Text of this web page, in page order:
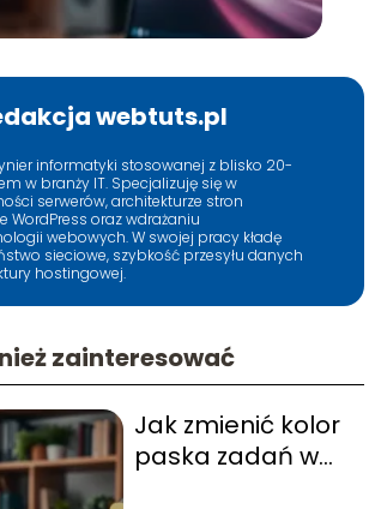
webtuts.pl
informatyki stosowanej z blisko 20-
w branży IT. Specjalizuję się w
serwerów, architekturze stron
oraz wdrażaniu
webowych. W swojej pracy kładę
sieciowe, szybkość przesyłu danych
hostingowej.
zainteresować
Jak zmienić kolor
paska zadań w